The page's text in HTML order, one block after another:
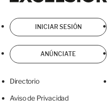
INICIAR SESIÓN
ANÚNCIATE
Directorio
Aviso de Privacidad